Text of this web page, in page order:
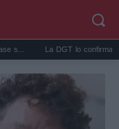
La DGT lo confirma hoy: